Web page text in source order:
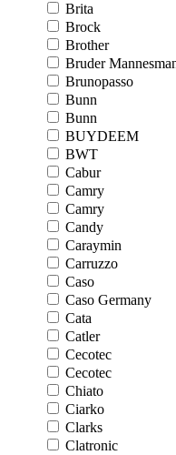
Brita
Brock
Brother
Bruder
Brunopasso
Bunn
Bunn
BUYDEEM
BWT
Cabur
Camry
Camry
Candy
Caraymin
Carruzzo
Caso
Caso Germany
Cata
Catler
Cecotec
Cecotec
Chiato
Ciarko
Clarks
Clatronic